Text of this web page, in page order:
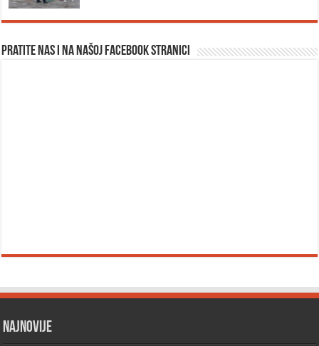
Pratite nas i na našoj facebook stranici
Najnovije